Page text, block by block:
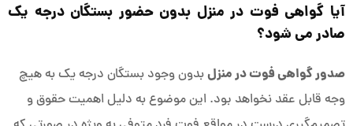
آیا گواهی فوت در منزل بدون حضور بستگان درجه یک
صادر می شود؟
صدور گواهی فوت در منزلبدون وجود بستگان درجه یک به هیچ
وجه قابل عقد نخواهد بود. این موضوع به دلیل اهمیت حقوق و